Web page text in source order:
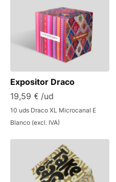
Expositor Draco
19,59 € /ud
10 uds Draco XL Microcanal E
Blanco (excl. IVA)